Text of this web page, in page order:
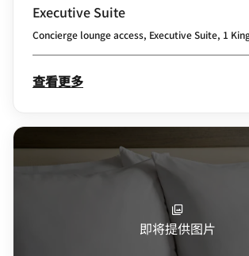
Executive Suite
Concierge lounge access, Executive Suite, 1
查看更多
即将提供图片